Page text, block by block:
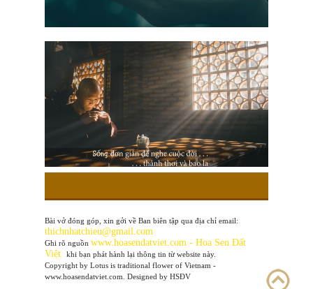
Bài vở đóng góp, xin gởi về Ban biên tập qua địa chỉ email:
thichnhatchieu@gmail.com
Ghi rõ nguồn www.hoasendatviet.com - Hoa Sen Đất
Việt
khi bạn phát hành lại thông tin từ website này.
Copyright by Lotus is traditional flower of Vietnam -
www.hoasendatviet.com. Designed by HSĐV